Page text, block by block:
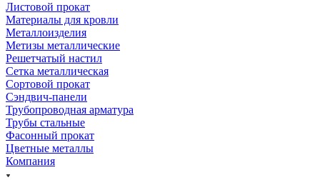
Листовой прокат
Материалы для кровли
Металлоизделия
Метизы металлические
Решетчатый настил
Сетка металлическая
Сортовой прокат
Сэндвич-панели
Трубопроводная арматура
Трубы стальные
Фасонный прокат
Цветные металлы
Компания